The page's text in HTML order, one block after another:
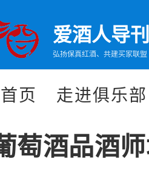
爱酒人导刊
弘扬保真红酒、共建买家联盟
首页 走进俱乐部
萄酒品酒